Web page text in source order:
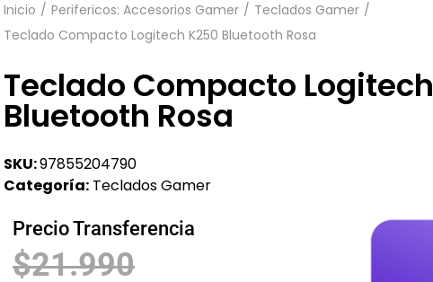
Inicio / Perifericos: Accesorios Gamer / Teclados Gamer /
Teclado Compacto Logitech K250 Bluetooth Rosa
Teclado Compacto
Bluetooth Rosa
SKU:97855204790
Categoría: Teclados Gamer
Precio Transferencia
$21.990